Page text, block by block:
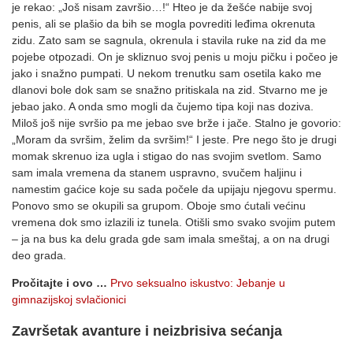
je rekao: „Još nisam završio…!“ Hteo je da žešće nabije svoj
penis, ali se plašio da bih se mogla povrediti leđima okrenuta
zidu. Zato sam se sagnula, okrenula i stavila ruke na zid da me
pojebe otpozadi. On je skliznuo svoj penis u moju pičku i počeo je
jako i snažno pumpati. U nekom trenutku sam osetila kako me
dlanovi bole dok sam se snažno pritiskala na zid. Stvarno me je
jebao jako. A onda smo mogli da čujemo tipa koji nas doziva.
Miloš još nije svršio pa me jebao sve brže i jače. Stalno je govorio:
„Moram da svršim, želim da svršim!“ I jeste. Pre nego što je drugi
momak skrenuo iza ugla i stigao do nas svojim svetlom. Samo
sam imala vremena da stanem uspravno, svučem haljinu i
namestim gaćice koje su sada počele da upijaju njegovu spermu.
Ponovo smo se okupili sa grupom. Oboje smo ćutali većinu
vremena dok smo izlazili iz tunela. Otišli ​​smo svako svojim putem
– ja na bus ka delu grada gde sam imala smeštaj, a on na drugi
deo grada.
Pročitajte i ovo … Prvo seksualno iskustvo: Jebanje u
gimnazijskoj svlačionici
Završetak avanture i neizbrisiva sećanja